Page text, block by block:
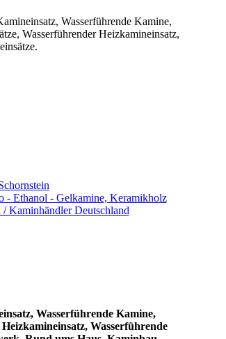
Wasserführende Kamine,
Wasserführender Heizkamineinsatz,
- Ethanol - Gelkamine, Keramikholz
Kaminhändler Deutschland
Wasserführende Kamine,
Wasserführende